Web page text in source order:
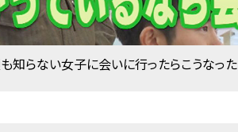
らない女子に会いに行ったらこうなった